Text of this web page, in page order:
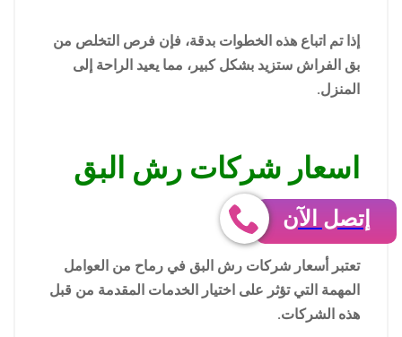
إذا تم اتباع هذه الخطوات بدقة، فإن فرص التخلص من
بق الفراش ستزيد بشكل كبير، مما يعيد الراحة إلى
المنزل.
اسعار شركات رش البق
برماح
تعتبر أسعار شركات رش البق في رماح من العوامل
المهمة التي تؤثر على اختيار الخدمات المقدمة من قبل
هذه الشركات.
إتصل الآن